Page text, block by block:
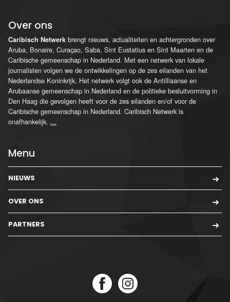
Over ons
Caribisch Netwerk brengt nieuws, actualiteiten en achtergronden over
Aruba, Bonaire, Curaçao, Saba, Sint Eustatius en Sint Maarten en de
Caribische gemeenschap in Nederland. Met een netwerk van lokale
journalisten volgen we de ontwikkelingen op de zes eilanden van het
Nederlandse Koninkrijk. Het netwerk volgt ook de Antilliaanse en
Arubaanse gemeenschap in Nederland en de politieke besluitvorming in
Den Haag die gevolgen heeft voor de zes eilanden en/of voor de
Caribische gemeenschap in Nederland. Caribisch Netwerk is
onafhankelijk. ...
Menu
NIEUWS
OVER ONS
PARTNERS